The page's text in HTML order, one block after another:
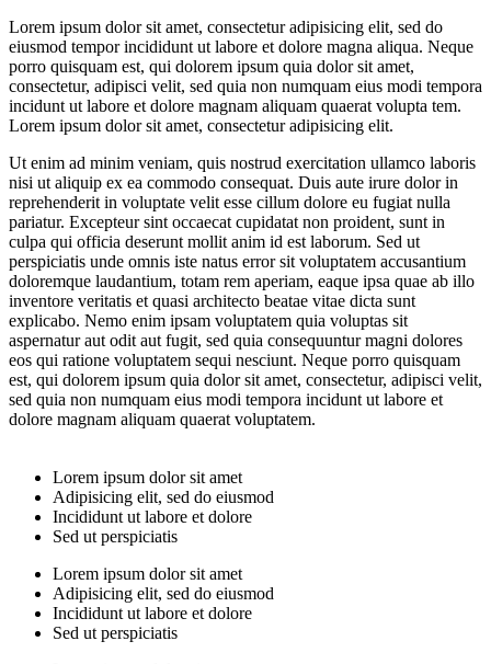
Lorem ipsum dolor sit amet, consectetur adipisicing elit, sed do
eiusmod tempor incididunt ut labore et dolore magna aliqua. Neque
porro quisquam est, qui dolorem ipsum quia dolor sit amet,
consectetur, adipisci velit, sed quia non numquam eius modi tempora
incidunt ut labore et dolore magnam aliquam quaerat volupta tem.
Lorem ipsum dolor sit amet, consectetur adipisicing elit.
Ut enim ad minim veniam, quis nostrud exercitation ullamco laboris
nisi ut aliquip ex ea commodo consequat. Duis aute irure dolor in
reprehenderit in voluptate velit esse cillum dolore eu fugiat nulla
pariatur. Excepteur sint occaecat cupidatat non proident, sunt in
culpa qui officia deserunt mollit anim id est laborum. Sed ut
perspiciatis unde omnis iste natus error sit voluptatem accusantium
doloremque laudantium, totam rem aperiam, eaque ipsa quae ab illo
inventore veritatis et quasi architecto beatae vitae dicta sunt
explicabo. Nemo enim ipsam voluptatem quia voluptas sit
aspernatur aut odit aut fugit, sed quia consequuntur magni dolores
eos qui ratione voluptatem sequi nesciunt. Neque porro quisquam
est, qui dolorem ipsum quia dolor sit amet, consectetur, adipisci velit,
sed quia non numquam eius modi tempora incidunt ut labore et
dolore magnam aliquam quaerat voluptatem.
Lorem ipsum dolor sit amet
Adipisicing elit, sed do eiusmod
Incididunt ut labore et dolore
Sed ut perspiciatis
Lorem ipsum dolor sit amet
Adipisicing elit, sed do eiusmod
Incididunt ut labore et dolore
Sed ut perspiciatis